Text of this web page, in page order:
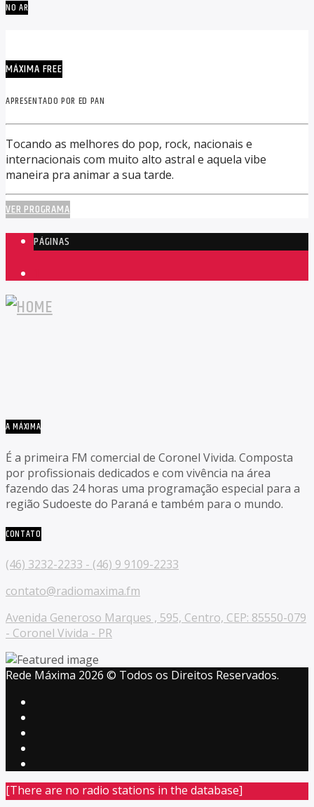
NO AR
MÁXIMA FREE
APRESENTADO POR ED PAN
Tocando as melhores do pop, rock, nacionais e
internacionais com muito alto astral e aquela vibe
maneira pra animar a sua tarde.
VER PROGRAMA
PÁGINAS
A MÁXIMA
É a primeira FM comercial de Coronel Vivida. Composta
por profissionais dedicados e com vivência na área
fazendo das 24 horas uma programação especial para a
região Sudoeste do Paraná e também para o mundo.
CONTATO
(46) 3232-2233 - (46) 9 9109-2233
contato@radiomaxima.fm
Avenida Generoso Marques , 595, Centro, CEP: 85550-079
- Coronel Vivida - PR
Rede Máxima 2026 © Todos os Direitos Reservados.
[There are no radio stations in the database]